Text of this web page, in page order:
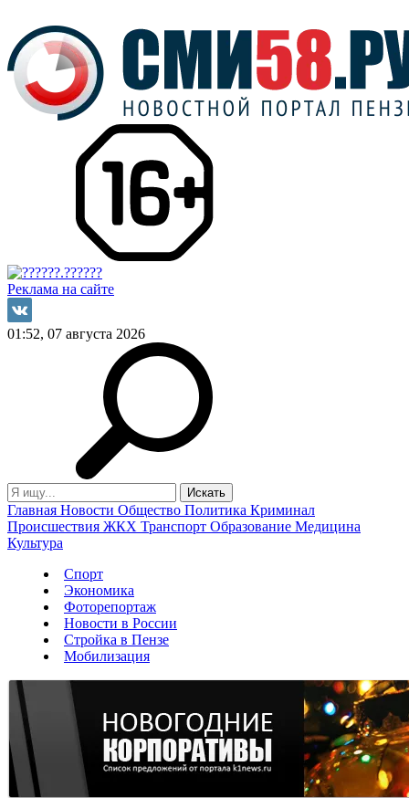
Реклама на сайте
01:52, 07 августа 2026
Главная Новости Общество Политика Криминал
Происшествия ЖКХ Транспорт Образование Медицина
Культура
Спорт
Экономика
Фоторепортаж
Новости в России
Стройка в Пензе
Мобилизация